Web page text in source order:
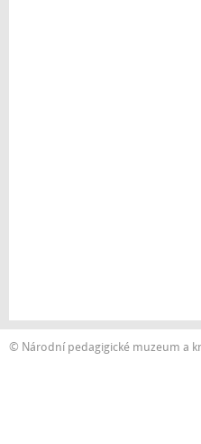
© Národní pedagigické muzeum a